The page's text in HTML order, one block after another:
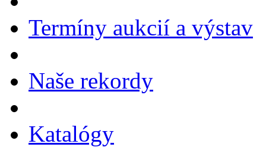
Termíny aukcií a výstav
Naše rekordy
Katalógy